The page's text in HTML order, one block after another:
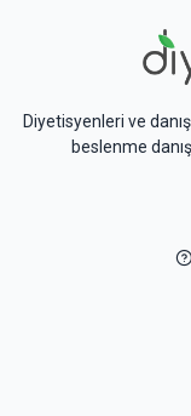
Diyetisyenleri ve
beslenme